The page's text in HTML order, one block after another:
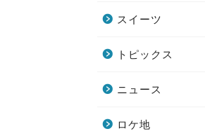
スイーツ
トピックス
ニュース
ロケ地